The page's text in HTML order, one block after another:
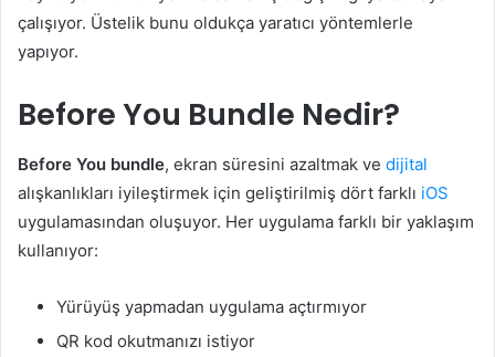
çalışıyor. Üstelik bunu oldukça yaratıcı yöntemlerle
yapıyor.
Before You Bundle Nedir?
Before You bundle, ekran süresini azaltmak ve dijital
alışkanlıkları iyileştirmek için geliştirilmiş dört farklı iOS
uygulamasından oluşuyor. Her uygulama farklı bir yaklaşım
kullanıyor:
Yürüyüş yapmadan uygulama açtırmıyor
QR kod okutmanızı istiyor